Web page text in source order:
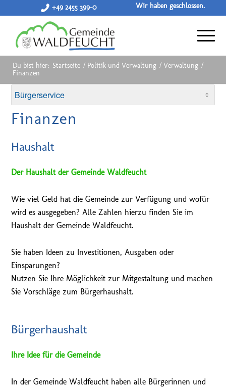
+49 2455 399-0 Wir haben geschlossen.
Du bist hier: Startseite / Politik und Verwaltung / Verwaltung /
Finanzen
Finanzen
Haushalt
Der Haushalt der Gemeinde Waldfeucht
Wie viel Geld hat die Gemeinde zur Verfügung und wofür
wird es ausgegeben? Alle Zahlen hierzu finden Sie im
Haushalt der Gemeinde Waldfeucht.
Sie haben Ideen zu Investitionen, Ausgaben oder
Einsparungen?
Nutzen Sie Ihre Möglichkeit zur Mitgestaltung und machen
Sie Vorschläge zum Bürgerhaushalt.
Bürgerhaushalt
Ihre Idee für die Gemeinde
In der Gemeinde Waldfeucht haben alle Bürgerinnen und